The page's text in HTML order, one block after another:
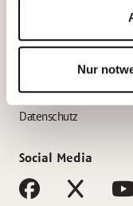
Nur
AWO Gliederungen
Impressum
Datenschutz
Social Media